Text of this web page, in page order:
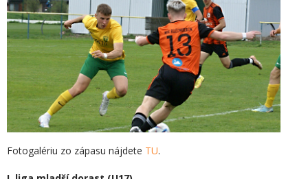
Fotogalériu zo zápasu nájdete TU.